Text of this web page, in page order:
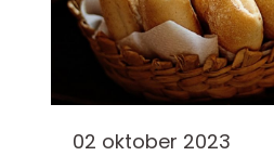
02 oktober 2023